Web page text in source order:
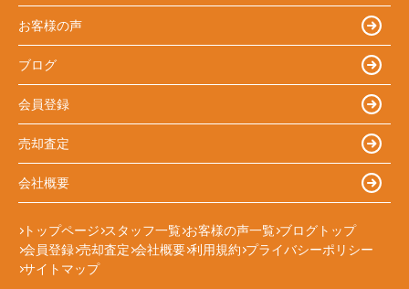
お客様の声
ブログ
会員登録
売却査定
会社概要
トップページ スタッフ一覧 お客様の声一覧 ブログトップ
会員登録 売却査定 会社概要 利用規約 プライバシーポリシー
サイトマップ